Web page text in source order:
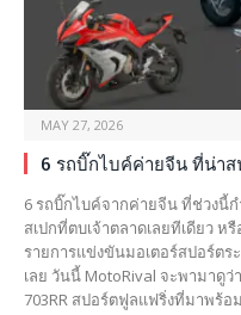
MAY 27, 2026
6 รถบิ๊กไบค์ค่ายจีน ที่น่าส
6 รถบิ๊กไบค์จากค่ายจีน ที่ช่วงนี้ก
สเปกที่ตบเจ้าตลาดเลยทีเดียว
รายการแข่งขันมอเตอร์สปอร์ต
เลย วันนี้ MotoRival จะพามาดูว่
703RR สปอร์ตฟูลแฟริ่งที่มาพร้อ